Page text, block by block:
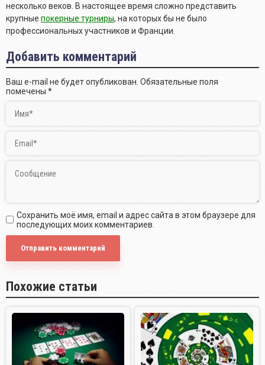
несколько веков. В настоящее время сложно представить
крупные покерные турниры, на которых бы не было
профессиональных участников и Франции.
Добавить комментарий
Ваш e-mail не будет опубликован. Обязательные поля
помечены *
Сохранить моё имя, email и адрес сайта в этом браузере для
последующих моих комментариев.
Похожие статьи